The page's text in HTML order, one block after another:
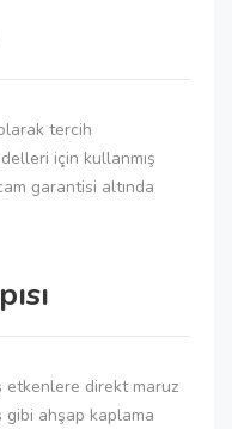
tercih
için kullanmış
garantisi altında
etkenlere direkt maruz
ahşap kaplama